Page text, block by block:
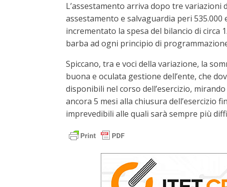
L’assestamento arriva dopo tre variazioni
assestamento e salvaguardia peri
incrementato la spesa del bilancio di circa
barba ad ogni principio di
Spiccano, tra e voci della variazione, la
buona e oculata gestione dell’ente, che
disponibili nel corso dell’esercizio,
ancora 5 mesi alla chiusura dell’esercizio
imprevedibili alle quali sarà sempre più